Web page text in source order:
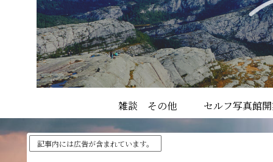
雑談 その他 セルフ写真館
記事内には広告が含まれています。